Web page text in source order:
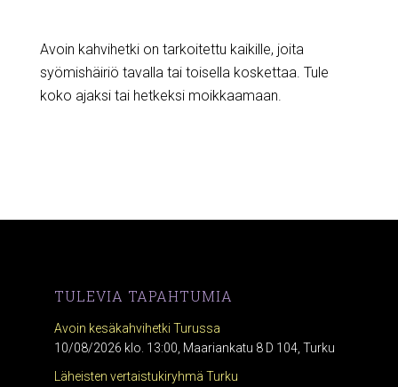
Avoin kahvihetki on tarkoitettu kaikille, joita
syömishäiriö tavalla tai toisella koskettaa. Tule
koko ajaksi tai hetkeksi moikkaamaan.
TULEVIA TAPAHTUMIA
Avoin kesäkahvihetki Turussa
10/08/2026 klo. 13:00, Maariankatu 8 D 104, Turku
Läheisten vertaistukiryhmä Turku